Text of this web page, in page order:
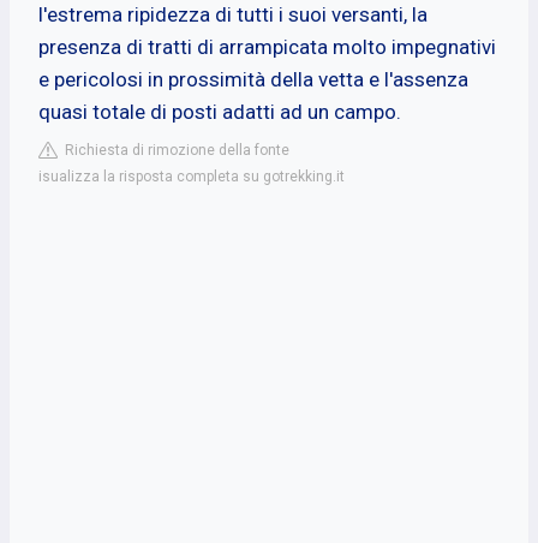
l'estrema ripidezza di tutti i suoi versanti, la
presenza di tratti di arrampicata molto impegnativi
e pericolosi in prossimità della vetta e l'assenza
quasi totale di posti adatti ad un campo.
Richiesta di rimozione della fonte
isualizza la risposta completa su gotrekking.it